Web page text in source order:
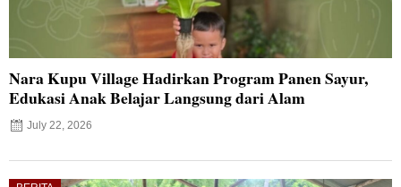
Nara Kupu Village Hadirkan Program Panen Sayur,
Edukasi Anak Belajar Langsung dari Alam
July 22, 2026